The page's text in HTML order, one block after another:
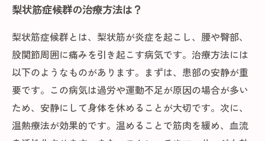
梨状筋症候群の治療方法は？
梨状筋症候群とは、梨状筋が炎症を起こし、腰や臀部、
股関節周囲に痛みを引き起こす病気です。治療方法には
以下のようなものがあります。まずは、患部の安静が重
要です。この病気は過労や運動不足が原因の場合が多い
ため、安静にして身体を休めることが大切です。次に、
温熱療法が効果的です。温めることで筋肉を緩め、血流